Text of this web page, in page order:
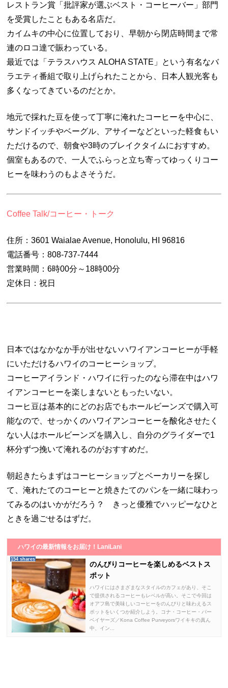
レストラン賞「批評家が選ぶベスト・コーヒーバー」部門
を受賞したこともある名店だ。
カイムキの中心に位置しており、早朝から閉店時間まで常
連のロコ達で賑わっている。
最近では「テラスハウス ALOHA STATE」という有名なバ
ラエティ番組で取り上げられたことから、日本人観光客も
多くなってきているのだとか。
地元で採れた豆を使って丁寧に淹れたコーヒーを中心に、
サンドイッチやベーグル、アサイーなどといった軽食もい
ただけるので、朝食や3時のブレイクタイムにおすすめ。
個室もあるので、一人でふらっと立ち寄ってゆっくりコー
ヒーを味わうのもよさそうだ。
Coffee Talk/コーヒー・トーク
住所：3601 Waialae Avenue, Honolulu, HI 96816
電話番号：808-737-7444
営業時間：6時00分～18時00分
定休日：祝日
日本ではなかなか手が出せないハワイアンコーヒーが手軽
にいただけるハワイのコーヒーショップ。
コーヒーアイランド・ハワイに行ったのなら滞在中はハワ
イアンコーヒーを楽しまないともったいない。
コーヒ豆は基本的にどのお店でもホールビーンズで購入可
能なので、せっかくのハワイアンコーヒーを酸化させたく
ない人はホールビーンズを購入し、自分のグライダーで1
杯分ずつ挽いて淹れるのがおすすめだ。
朝起きたらまずはコーヒーショップとベーカリーを探し
て、淹れたてのコーヒーと焼きたてのパンを一緒に味わっ
てみるのはいかがだろう？ きっと優雅でハッピーなひと
ときを過ごせるはずだ。
ハワイの最新情報をお届け！LaniLani
154 shares
のんびりコーヒーを楽しめるベストス
ポット
ハワイにはさまざまなスタイルのカフェがあり、そこ
で提供されるコーヒーもレベルが高い。そこで今回は
オアフ島で美味しいコーヒーをのんびりと味わえるス
ポットをいくつか紹介しよう。コナ・コーヒー・パー
ベイヤーズ／Kona Coffee Purveyorsワイキキの真ん
中、イン...